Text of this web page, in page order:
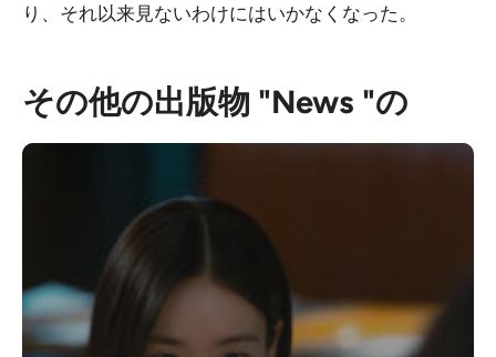
り、それ以来見ないわけにはいかなくなった。
その他の出版物 "News "の